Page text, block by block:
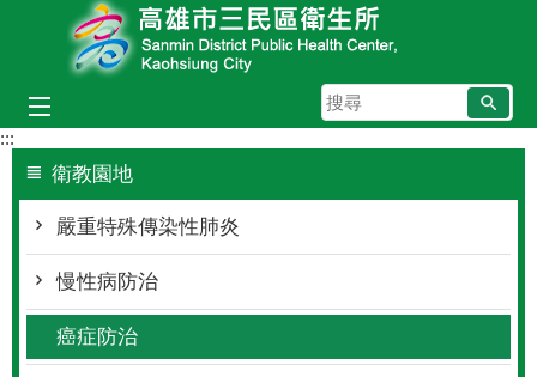
跳到主要內容區塊
搜
尋
:::
衛教園地
嚴重特殊傳染性肺炎
慢性病防治
癌症防治